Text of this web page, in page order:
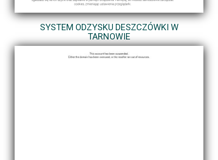
SYSTEM ODZYSKU DESZCZÓWKI W
TARNOWIE